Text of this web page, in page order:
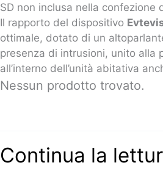
SD non inclusa nella confezione
Il rapporto del dispositivo
ottimale, dotato di un
presenza di intrusioni, unito alla
all’interno dell’unità abitativa
Nessun prodotto trovato.
Continua la